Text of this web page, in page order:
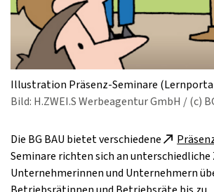
Illustration Präsenz-Seminare
Bild: H.ZWEI.S Werbeagentur GmbH / (c)
Die BG BAU bietet verschiedene
Seminare richten sich an unterschiedliche
Unternehmerinnen und Unternehmern